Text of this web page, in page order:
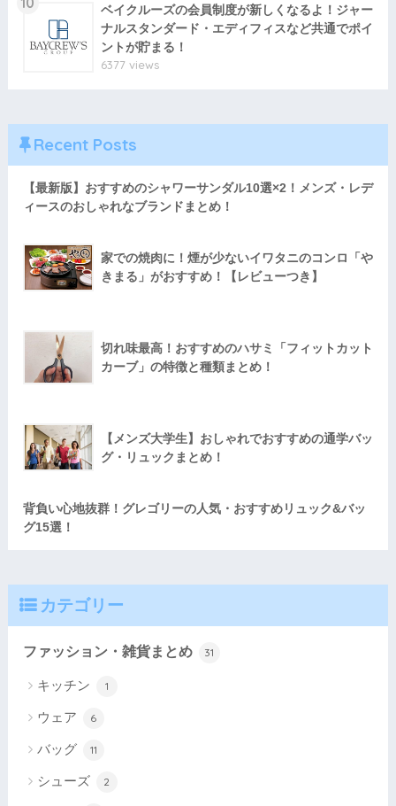
ベイクルーズの会員制度が新しくなるよ！ジャー
ナルスタンダード・エディフィスなど共通でポイ
ントが貯まる！
6377 views
Recent Posts
【最新版】おすすめのシャワーサンダル10選×2！メンズ・レデ
ィースのおしゃれなブランドまとめ！
家での焼肉に！煙が少ないイワタニのコンロ「や
きまる」がおすすめ！【レビューつき】
切れ味最高！おすすめのハサミ「フィットカット
カーブ」の特徴と種類まとめ！
【メンズ大学生】おしゃれでおすすめの通学バッ
グ・リュックまとめ！
背負い心地抜群！グレゴリーの人気・おすすめリュック&バッ
グ15選！
カテゴリー
ファッション・雑貨まとめ 31
キッチン 1
ウェア 6
バッグ 11
シューズ 2